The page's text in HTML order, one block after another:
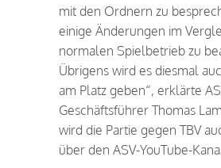
mit den Ordnern zu
einige Änderungen im
normalen Spielbetrieb zu
Übrigens wird es diesmal
am Platz geben“, erklärte
Geschäftsführer Thomas
wird die Partie gegen TBV
über den ASV-YouTube-